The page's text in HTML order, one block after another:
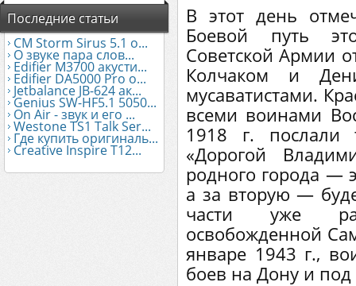
Последние статьи
CM Storm Sirus 5.1 о...
О звуке пара слов...
Edifier М3700 акусти...
Edifier DA5000 Pro о...
Jetbalance JB-624 ак...
Genius SW-HF5.1 5050...
On Air - звук и его ...
Westone TS1 Talk Ser...
Где купить оригиналь...
Creative Inspire T12...
В этот день
Боевой путь
Советской Армии
Колчаком и
мусаватистами.
всеми воинами
1918 г. послали
«Дорогой
родного города —
а за вторую —
части уже
освобожденной
январе 1943 г.,
боев на Дону и